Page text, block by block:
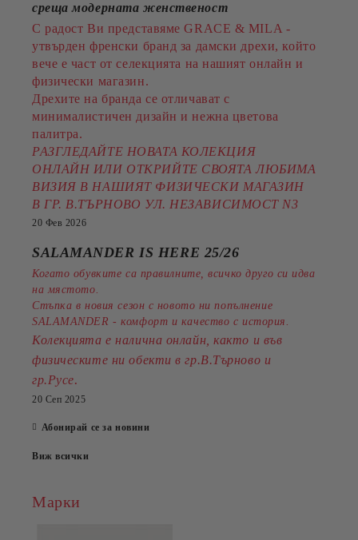
среща модерната женственост
С радост Ви представяме GRACE & MILA -
утвърден френски бранд за дамски дрехи, който
вече е част от селекцията на нашият онлайн и
физически магазин.
Дрехите на бранда се отличават с
минималистичен дизайн и нежна цветова
палитра.
РАЗГЛЕДАЙТЕ НОВАТА КОЛЕКЦИЯ
ОНЛАЙН ИЛИ ОТКРИЙТЕ СВОЯТА ЛЮБИМА
ВИЗИЯ В НАШИЯТ ФИЗИЧЕСКИ МАГАЗИН
В ГР. В.ТЪРНОВО УЛ. НЕЗАВИСИМОСТ N3
20 Фев 2026
SALAMANDER IS HERE 25/26
Когато обувките са правилните, всичко друго си идва
на мястото.
Стъпка в новия сезон с новото ни попълнение
SALAMANDER - комфорт и качество с история.
Колекцията е налична онлайн, както и във
физическите ни обекти в гр.В.Търново и
гр.Русе.
20 Сеп 2025
Абонирай се за новини
Виж всички
Марки